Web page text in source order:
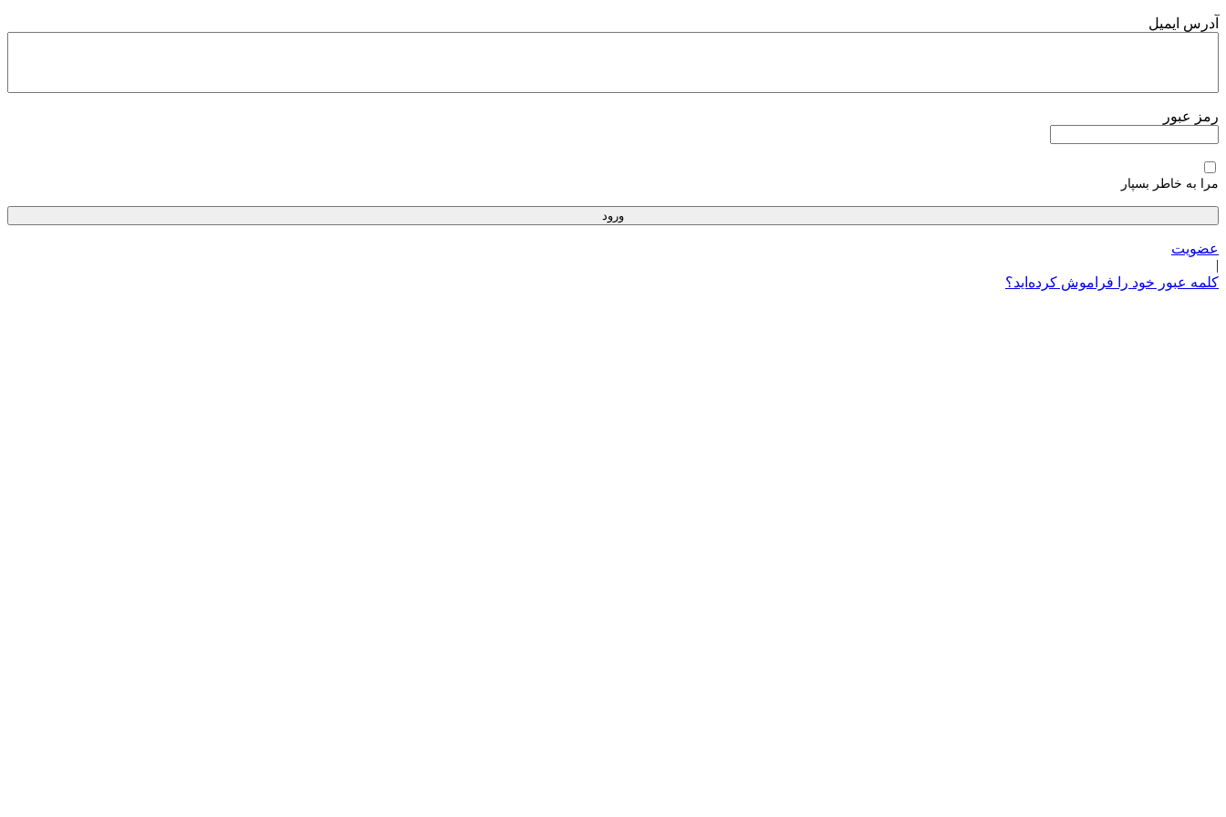
پرش
آدرس ایمیل
رمز عبور
مرا به خاطر بسپار
عضویت
|
کلمه عبور خود را فراموش کرده‌اید؟